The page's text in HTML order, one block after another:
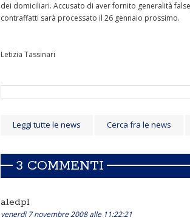
dei domiciliari. Accusato di aver fornito generalità
contraffatti sarà processato il 26 gennaio prossimo.
Letizia Tassinari
Leggi tutte le news Cerca fra le news
3 COMMENTI
aledpl
venerdì 7 novembre 2008 alle 11:22:21